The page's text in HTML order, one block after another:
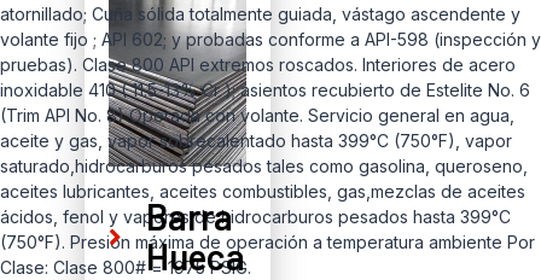
Barra
Hueca
atornillado; Cuña sólida totalmente guiada, vástago ascendente y
volante fijo ; API 602; y probadas conforme a API-598 (inspección y
pruebas). Clase 800 API extremos roscados. Interiores de acero
inoxidable 410 ( 11.5-13% Cr ); asientos recubierto de Estelite No. 6
(Trim API No. 8) Operada con volante. Servicio general en agua,
aceite y gas, vapor sobrecalentado hasta 399°C (750°F), vapor
saturado,hidrocarburos pesados tales como gasolina, queroseno,
aceites lubricantes, aceites combustibles, gas,mezclas de aceites
ácidos, fenol y vapores de hidrocarburos pesados hasta 399°C
(750°F). Presión máxima de operación a temperatura ambiente Por
Clase: Clase 800# = 1975 PSIG.